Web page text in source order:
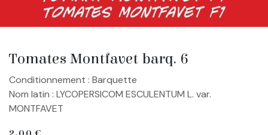
Tomates Montfavet barq. 6
Conditionnement : Barquette
Nom latin : LYCOPERSICOM ESCULENTUM L. var.
MONTFAVET